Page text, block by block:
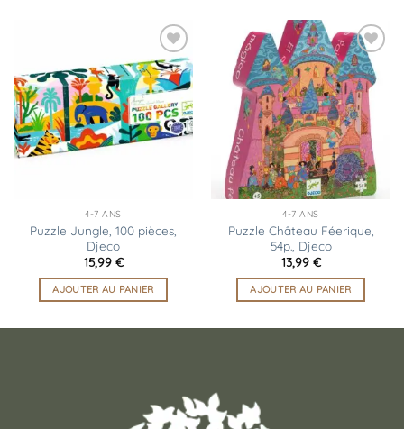
Ajouter
à la
liste
d’envies
4-7 ANS
Puzzle Jungle, 100 pièces,
Djeco
15,99 €
AJOUTER AU PANIER
Ajouter
à la
liste
d’envies
4-7 ANS
Puzzle Château Féerique,
54p., Djeco
13,99 €
AJOUTER AU PANIER